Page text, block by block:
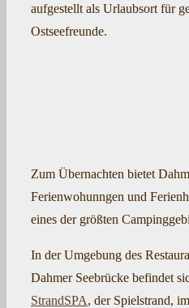
aufgestellt als Urlaubsort für
Ostseefreunde.
Zum Übernachten bietet
Ferienwohunngen und
eines der größten
In der Umgebung des
Dahmer Seebrücke befindet
StrandSPA, der Spielstrand,